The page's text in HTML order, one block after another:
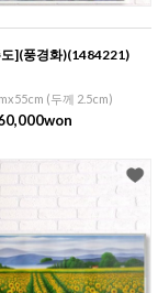
](풍경화)(1484221)
(두께 2.5cm)